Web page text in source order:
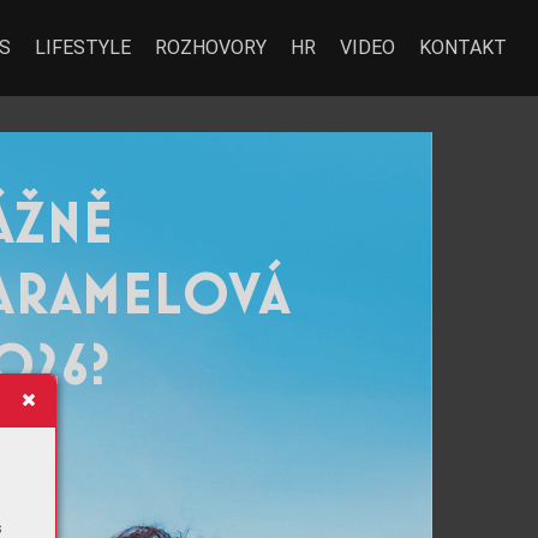
VÁ
VÁ
LIFESTYLE ROZHOVORY HR VIDEO KONTAKT